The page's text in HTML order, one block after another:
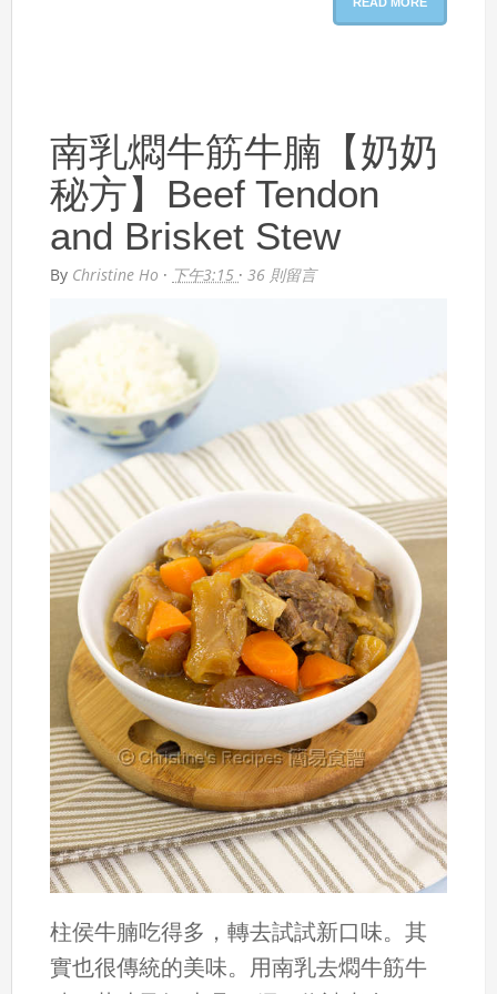
南乳燜牛筋牛腩【奶奶
秘方】Beef Tendon
and Brisket Stew
By Christine Ho · 下午3:15 ·36 則留言
柱侯牛腩吃得多，轉去試試新口味。其
實也很傳統的美味。用南乳去燜牛筋牛